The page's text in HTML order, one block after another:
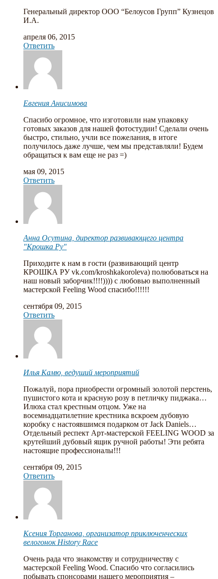
Генеральный директор ООО “Белоусов Групп” Кузнецов
И.А.
апреля 06, 2015
Ответить
Евгения Анисимова
Спасибо огромное, что изготовили нам упаковку
готовых заказов для нашей фотостудии! Сделали очень
быстро, стильно, учли все пожелания, в итоге
получилось даже лучше, чем мы представляли! Будем
обращаться к вам еще не раз =)
мая 09, 2015
Ответить
Анна Осутина, директор развивающего центра
"Крошка Ру"
Приходите к нам в гости (развивающий центр
КРОШКА РУ vk.com/kroshkakoroleva) полюбоваться на
наш новый заборчик!!!!)))) с любовью выполненный
мастерской Feeling Wood спасибо!!!!!!
сентября 09, 2015
Ответить
Илья Камю, ведуший мероприятий
Пожалуй, пора приобрести огромный золотой перстень,
пушистого кота и красную розу в петличку пиджака…
Илюха стал крестным отцом. Уже на
восемнадцатилетние крестника вскроем дубовую
коробку с настоявшимся подарком от Jack Daniels…
Отдельный респект Арт-мастерской FEELING WOOD за
крутейший дубовый ящик ручной работы! Эти ребята
настоящие профессионалы!!!
сентября 09, 2015
Ответить
Ксения Торганова, организатор приключенческих
велогонок History Race
Очень рада что знакомству и сотрудничеству с
мастерской Feeling Wood. Спасибо что согласились
побывать спонсорами нашего мероприятия –